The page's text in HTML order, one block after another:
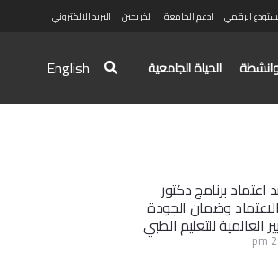
الرقمي ادعم الجامعة الخريجين البريد الالكتروني
وانشطة الحياة الجامعية English
برنامج دكتور
وضمان الجودة
العالمية للتعليم الطبي